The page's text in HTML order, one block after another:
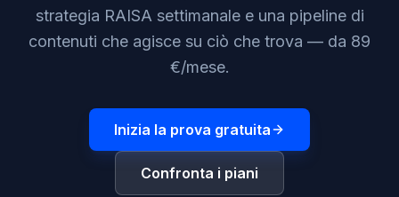
strategia RAISA settimanale e una pipeline di
contenuti che agisce su ciò che trova — da 89
€/mese.
Inizia la prova gratuita
Confronta i piani